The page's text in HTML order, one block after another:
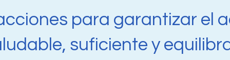
para garantizar el
suficiente y